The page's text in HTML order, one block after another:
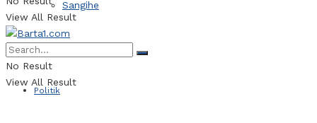
Sangihe
Politik
View All Result
No Result
View All Result